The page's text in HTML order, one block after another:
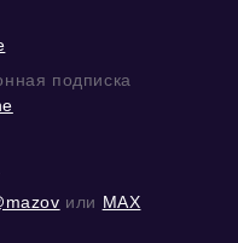
подписка
или MAX